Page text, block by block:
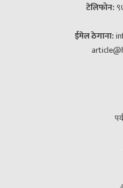
टेलिफोन:
ईमेल ठेगाना: